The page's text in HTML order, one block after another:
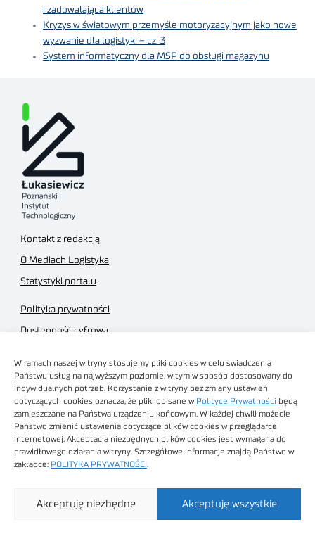
W ramach naszej witryny stosujemy pliki cookies w celu świadczenia
Państwu usług na najwyższym poziomie, w tym w sposób dostosowany do
indywidualnych potrzeb. Korzystanie z witryny bez zmiany ustawień
dotyczących cookies oznacza, że pliki opisane w Polityce Prywatności będą
zamieszczane na Państwa urządzeniu końcowym. W każdej chwili możecie
Państwo zmienić ustawienia dotyczące plików cookies w przeglądarce
internetowej. Akceptacja niezbędnych plików cookies jest wymagana do
prawidłowego działania witryny. Szczegółowe informacje znajdą Państwo w
zakładce: POLITYKA PRYWATNOŚCI
Akceptuję wszystkie
Akceptuję niezbędne
i zadowalająca klientów
Kryzys w światowym przemyśle motoryzacyjnym jako nowe
wyzwanie dla logistyki – cz. 3
System informatyczny dla MSP do obsługi magazynu
Kontakt z redakcją
O Mediach Logistyka
Statystyki portalu
Polityka prywatności
Dostępność cyfrowa
Regulamin sklepu
Obrazy stockowe
autorstwa
Technologiczny